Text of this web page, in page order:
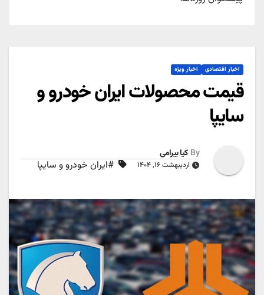
اخبار اقتصادی اخبار ویژه
قیمت محصولات ایران خودرو و
سایپا
By کیا بیرامی
اردیبهشت ۱۶, ۱۴۰۴ #ایران خودرو و سایپا